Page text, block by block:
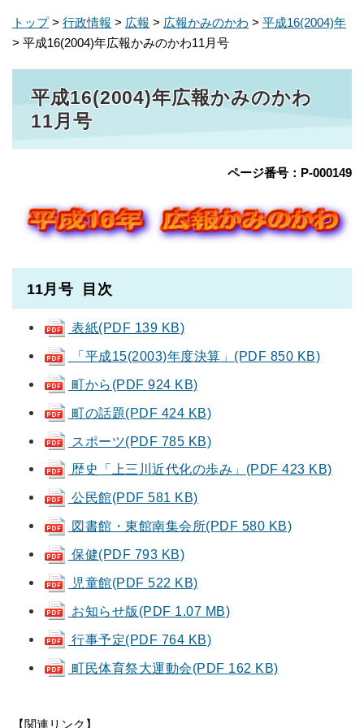
トップ> 行政情報 > 広報 > 広報かみのかわ > 平成16(2004)年
> 平成16(2004)年広報かみのかわ11月号
平成16(2004)年広報かみのかわ
11月号
ページ番号：P-000149
11月号 目次
表紙(PDF 139 KB)
「平成15(2003)年度決算」(PDF 850 KB)
町から(PDF 924 KB)
町の話題(PDF 424 KB)
スポーツ(PDF 785 KB)
歴史「上三川近代化の歩み」(PDF 423 KB)
公民館(PDF 581 KB)
図書館・東館南集会所(PDF 580 KB)
保健(PDF 793 KB)
児童館(PDF 522 KB)
お知らせ版(PDF 1.07 MB)
行事予定(PDF 764 KB)
町民体育祭大運動会(PDF 162 KB)
【関連リンク】